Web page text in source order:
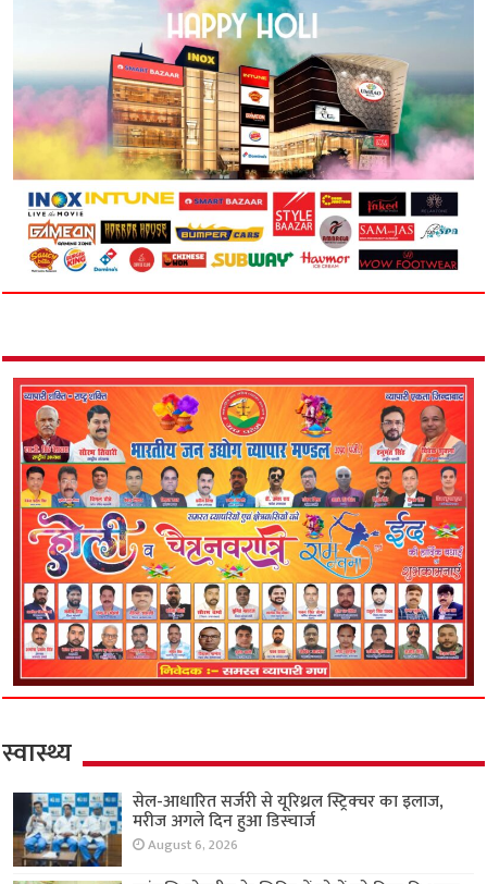
स्वास्थ्य
सेल-आधारित सर्जरी से यूरिथ्रल स्ट्रिक्चर का इलाज,
मरीज अगले दिन हुआ डिस्चार्ज
August 6, 2026